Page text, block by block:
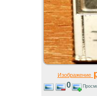
Изображение
0